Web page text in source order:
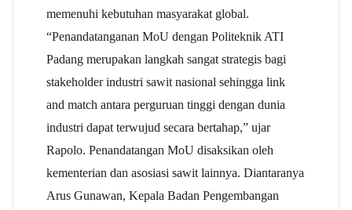
memenuhi kebutuhan masyarakat global.
“Penandatanganan MoU dengan Politeknik ATI
Padang merupakan langkah sangat strategis bagi
stakeholder industri sawit nasional sehingga link
and match antara perguruan tinggi dengan dunia
industri dapat terwujud secara bertahap,” ujar
Rapolo. Penandatangan MoU disaksikan oleh
kementerian dan asosiasi sawit lainnya. Diantaranya
Arus Gunawan, Kepala Badan Pengembangan